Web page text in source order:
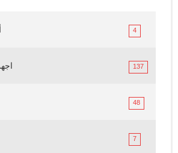
4
137
48
7